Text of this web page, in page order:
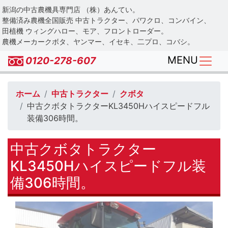
Skip
to
main
content
新潟の中古農機具専門店 （株）あんてい。
整備済み農機全国販売 中古トラクター、パワクロ、コンバイン、
田植機 ウィングハロー、モア、フロントローダー。
農機メーカークボタ、ヤンマー、イセキ、二プロ、コバシ。
0120-278-607 MENU
ホーム 中古トラクター
クボタ
中古クボタトラクターKL3450Hハイスピードフル
装備306時間。
中古クボタトラクター
KL3450Hハイスピードフル装
備306時間。